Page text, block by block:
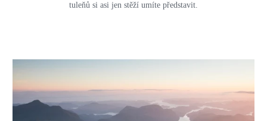
tuleňů si asi jen stěží umíte představit.